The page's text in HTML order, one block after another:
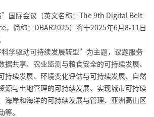
际会议（英文名称：The 9th Digital Belt
，简称：DBAR2025）将于2025年6月8-11日
学驱动可持续发展转型”为主题，议题服务
据共享、农业监测与粮食安全的可持续发展、
持续发展、环境变化评估与可持续发展、自然
源与土地管理的可持续发展、实现城市可持续
海岸和海洋的可持续发展与管理、亚洲高山区
等。